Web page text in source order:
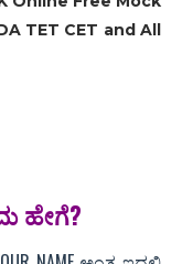
TET CET and All
ಹೇಗೆ?